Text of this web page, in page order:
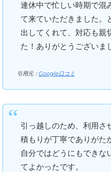
連休中で忙しい時期で混
て来ていただきました。
出してくれて、対応も親
た！ありがとうございま
引用元： Google口コミ
引っ越しのため、利用さ
積もりが丁寧でありがた
自分ではどうにもできな
てよかったです。